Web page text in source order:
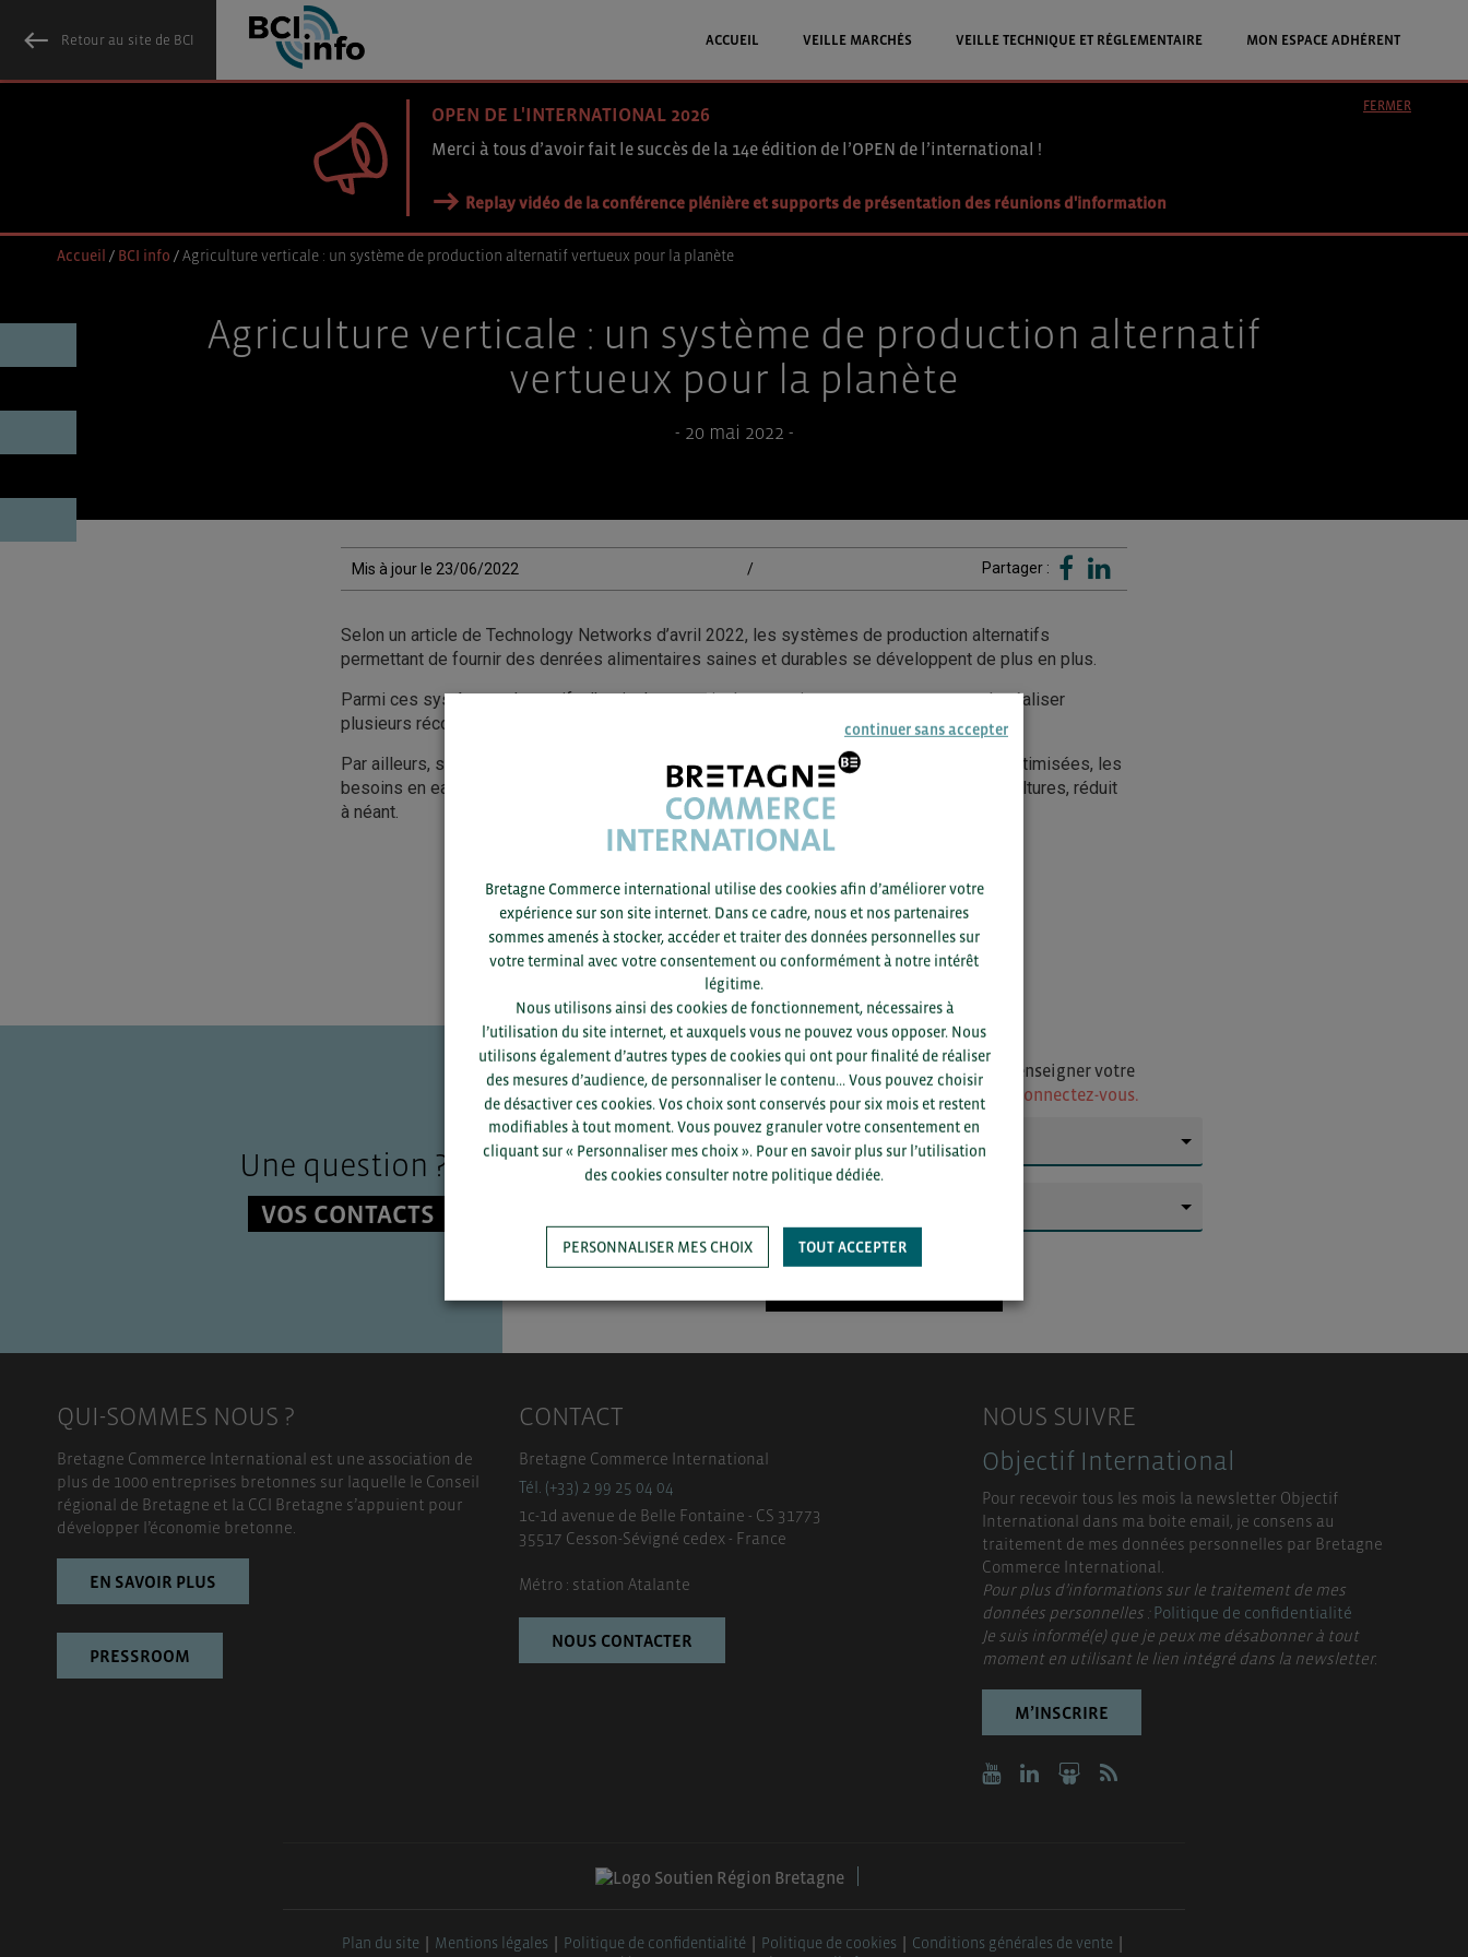
Retour au site de BCI ACCUEIL VEILLE MARCHÉS VEILLE TECHNIQUE ET RÉGLEMENTAIRE MON ESPACE ADHÉRENT
OPEN DE L'INTERNATIONAL 2026
Merci à tous d’avoir fait le succès de la 14e édition de l’OPEN de l’international !
Replay vidéo de la conférence plénière et supports de présentation des réunions d'information
FERMER
Accueil / BCI info /Agriculture verticale : un système de production alternatif vertueux pour la planète
Agriculture verticale : un système de production alternatif
vertueux pour la planète
- 20 mai 2022 -
Mis à jour le 23/06/2022 / Partager :
Selon un article de Technology Networks d’avril 2022, les systèmes de production alternatifs
permettant de fournir des denrées alimentaires saines et durables se développent de plus en plus.
Parmi ces systèmes alternatifs, l’agriculture verticale pourrait notamment permettre de réaliser
plusieurs récoltes au cours d’une même année.
Par ailleurs, si les conditions de croissance d’une culture dans un système fermé sont optimisées, les
besoins en eau pourraient être réduits de 90% et le besoin de protection chimique des cultures, réduit
à néant.
Une question ?
VOS CONTACTS
Pour voir les contacts, merci de renseigner votre
département et votre secteur
ou connectez-vous.
QUI-SOMMES NOUS ?
Bretagne Commerce International est une association de
plus de 1000 entreprises bretonnes sur laquelle le Conseil
régional de Bretagne et la CCI Bretagne s’appuient pour
développer l’économie bretonne.
EN SAVOIR PLUS
PRESSROOM
CONTACT
Bretagne Commerce International
Tél. (+33) 2 99 25 04 04
1c-1d avenue de Belle Fontaine - CS 31773
35517 Cesson-Sévigné cedex - France
Métro : station Atalante
NOUS CONTACTER
NOUS SUIVRE
Objectif International
Pour recevoir tous les mois la newsletter Objectif
International dans ma boite email, je consens au
traitement de mes données personnelles par Bretagne
Commerce International.
Pour plus d’informations sur le traitement de mes
données personnelles :Politique de confidentialité
Je suis informé(e) que je peux me désabonner à tout
moment en utilisant le lien intégré dans la newsletter.
M’INSCRIRE
Plan du site Mentions légales Politique de confidentialité Politique de cookies
Conditions générales de vente
continuer sans accepter
Bretagne Commerce international utilise des cookies afin d’améliorer votre
expérience sur son site internet. Dans ce cadre, nous et nos partenaires
sommes amenés à stocker, accéder et traiter des données personnelles sur
votre terminal avec votre consentement ou conformément à notre intérêt
légitime.
Nous utilisons ainsi des cookies de fonctionnement, nécessaires à
l’utilisation du site internet, et auxquels vous ne pouvez vous opposer. Nous
utilisons également d’autres types de cookies qui ont pour finalité de réaliser
des mesures d’audience, de personnaliser le contenu... Vous pouvez choisir
de désactiver ces cookies. Vos choix sont conservés pour six mois et restent
modifiables à tout moment. Vous pouvez granuler votre consentement en
cliquant sur « Personnaliser mes choix ». Pour en savoir plus sur l’utilisation
des cookies consulter notre politique dédiée.
PERSONNALISER MES CHOIX TOUT ACCEPTER